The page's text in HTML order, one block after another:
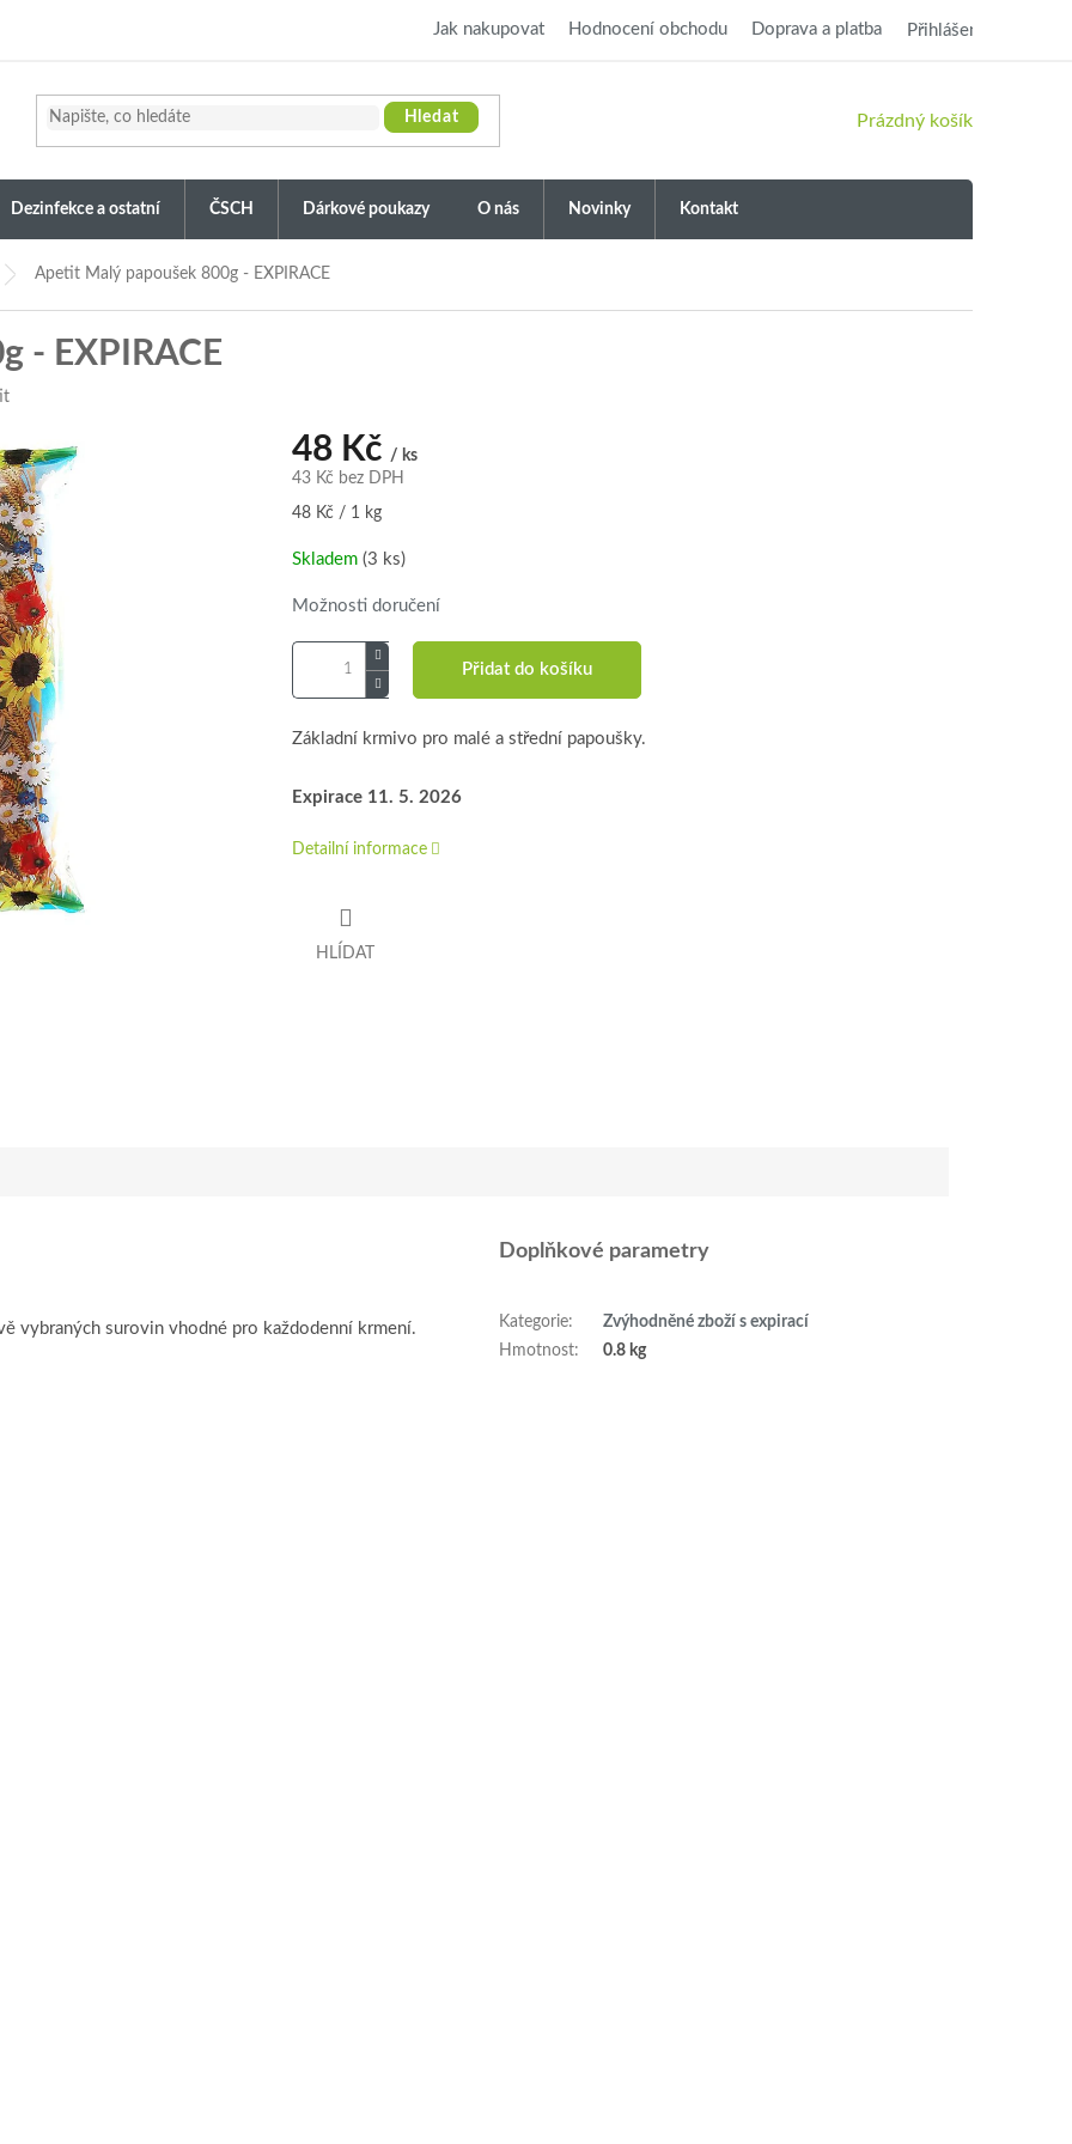
Jak nakupovat Hodnocení obchodu Doprava a platba Přihlášení
Hledat
NÁKUPNÍ
Prázdný košík
Dezinfekce a ostatní ČSCH Dárkové poukazy O nás Novinky Kontakt
Apetit Malý papoušek 800g - EXPIRACE
- EXPIRACE
48 Kč / ks
43 Kč bez DPH
Měrná
48 Kč / 1 kg
Skladem (3 ks)
Možnosti doručení
Přidat do košíku
Základní krmivo pro malé a střední papoušky.
Expirace 11. 5. 2026
Detailní informace
HLÍDAT
vybraných surovin vhodné pro každodenní krmení.
Doplňkové parametry
Kategorie:
Zvýhodněné zboží s expirací
Hmotnost: 0.8 kg